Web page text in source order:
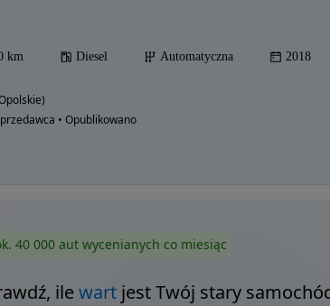
km Diesel Automatyczna 2018
• Opublikowano
40 000 aut wycenianych co miesiąc
ilewartjest Twój stary